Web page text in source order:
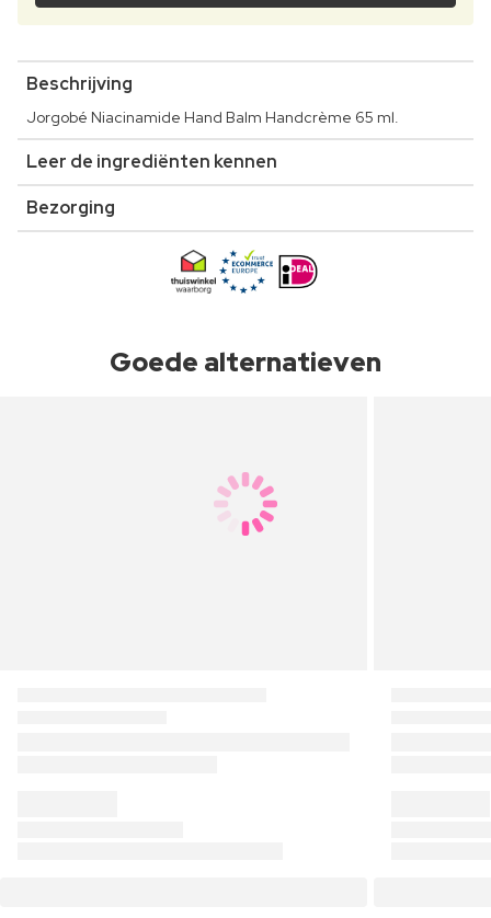
Beschrijving
Jorgobé Niacinamide Hand Balm Handcrème 65 ml.
Leer de ingrediënten kennen
Bezorging
Goede alternatieven